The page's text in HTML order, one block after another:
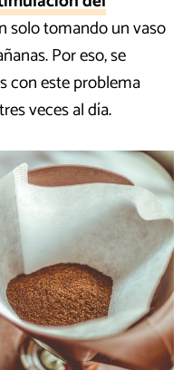
solo tomando un vaso
Por eso, se
con este problema
veces al día.